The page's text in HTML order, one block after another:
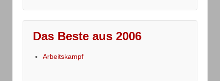
Das Beste aus 2006
Arbeitskampf